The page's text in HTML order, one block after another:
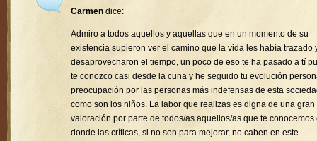
Carmen dice:
Admiro a todos aquellos y aquellas que en un momento de su
existencia supieron ver el camino que la vida les había trazado
desaprovecharon el tiempo, un poco de eso te ha pasado a tí
te conozco casi desde la cuna y he seguido tu evolución
preocupación por las personas más indefensas de esta
como son los niños. La labor que realizas es digna de una gran
valoración por parte de todos/as aquellos/as que te conocemos
donde las críticas, si no son para mejorar, no caben en este